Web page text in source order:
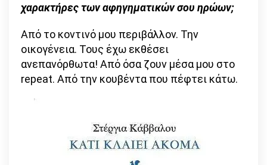
χαρακτήρες των αφηγηματικών σου ηρώων;
Από το κοντινό μου περιβάλλον. Την
οικογένεια. Τους έχω εκθέσει
ανεπανόρθωτα! Από όσα ζουν μέσα μου στο
repeat. Από την κουβέντα που πέφτει κάτω.